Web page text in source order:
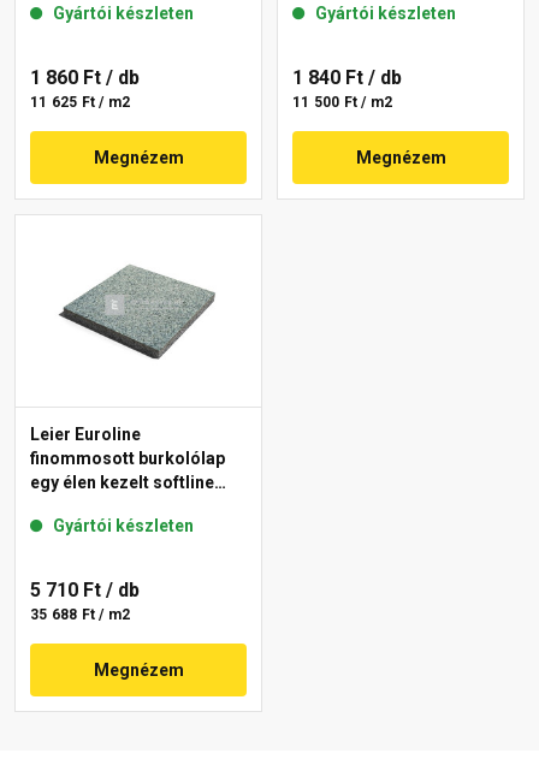
Gyártói készleten
1 860 Ft / db
11 625 Ft / m2
Megnézem
Gyártói készleten
1 840 Ft / db
11 500 Ft / m2
Megnézem
Leier Euroline
finommosott burkolólap
egy élen kezelt softline
Gyártói készleten
5 710 Ft / db
35 688 Ft / m2
Megnézem